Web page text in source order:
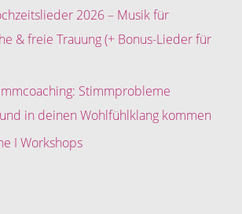
2026 – Musik für
& freie Trauung (+ Bonus-Lieder für
Stimmprobleme
in deinen Wohlfühlklang kommen
I Workshops